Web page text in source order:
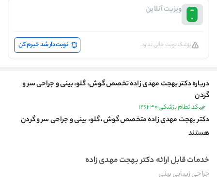
ویزیت آنلاین
پزشک نوبت خالی ندارد. نوبت‌دار شد خبرم کن
درباره دکتر بهجت مهدی زاده تخصص گوش، گلو، بینی و جراحی سر و
گردن
کد نظام پزشکی 146230
دکتر بهجت مهدی زاده متخصص گوش، گلو، بینی و جراحی سر و گردن
هستند
خدمات قابل ارائه دکتر بهجت مهدی زاده
جراحی زیبایی بینی